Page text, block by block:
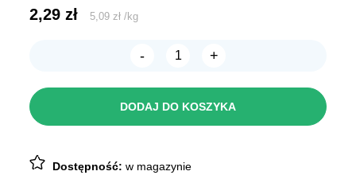
2,29zł 5,09zł /kg
-
ilość
czarny
+
DODAJ DO KOSZYKA
Dostępność:w magazynie